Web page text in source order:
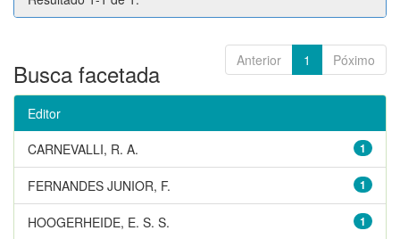
Anterior 1 Póximo
Busca facetada
Editor
1
CARNEVALLI, R. A.
1
FERNANDES JUNIOR, F.
1
HOOGERHEIDE, E. S. S.